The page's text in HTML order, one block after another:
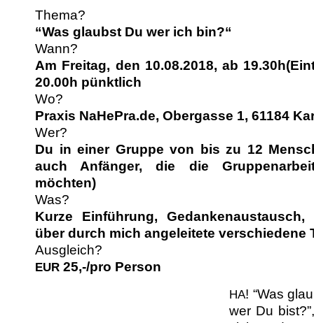
The­ma?
“Was glaub­st Du wer ich bin?“
Wann?
Am Fre­itag, den 10.08.2018, ab
20.00h pünktlich
Wo?
Prax­is NaHePra.de, Ober­gasse 1, 61184
Wer?
Du in ein­er Gruppe von bis zu 12
auch Anfänger, die die
möchten)
Was?
Kurze Ein­führung, Gedanke­naus­tausch,
über durch mich angeleit­ete ver­schiedene
Ausgleich?
EUR 25,-/pro Person
HA! “Was
wer Du